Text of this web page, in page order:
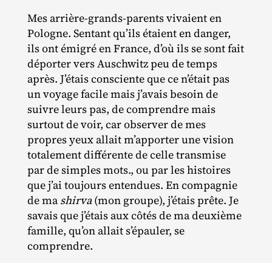
Mes arrière‐​grands‐​parents vivaient en
Pologne. Sentant qu’ils étaient en danger,
ils ont émigré en France, d’où ils se sont fait
déporter vers Auschwitz peu de temps
après. J’étais consciente que ce n’était pas
un voyage facile mais j’avais besoin de
suivre leurs pas, de comprendre mais
surtout de voir, car observer de mes
propres yeux allait m’apporter une vision
totalement différente de celle transmise
par de simples mots., ou par les histoires
que j’ai toujours entendues. En compagnie
de ma shirva(mon groupe), j’étais prête. Je
savais que j’étais aux côtés de ma deuxième
famille, qu’on allait s’épauler, se
comprendre.